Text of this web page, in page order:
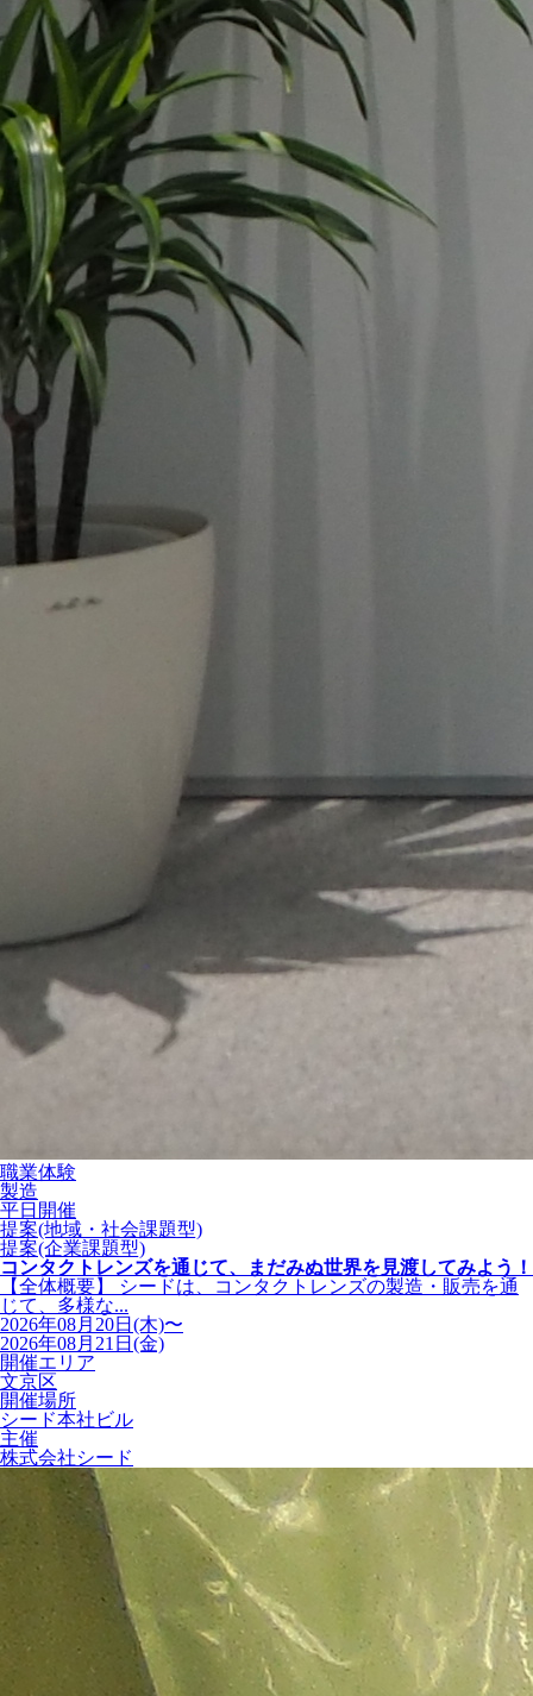
職業体験
製造
平日開催
提案(地域・社会課題型)
提案(企業課題型)
コンタクトレンズを通じて、まだみぬ世界を見渡してみよう！
【全体概要】 シードは、コンタクトレンズの製造・販売を通
じて、多様な...
2026年08月20日(木)〜
2026年08月21日(金)
開催エリア
文京区
開催場所
シード本社ビル
主催
株式会社シード